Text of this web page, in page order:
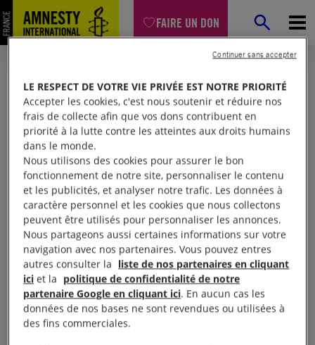
FAIRE UN DON
Mon espace
Connexion
Votre adresse email (obligatoire)
LE RESPECT DE VOTRE VIE PRIVÉE EST NOTRE PRIORITÉ
Accepter les cookies, c'est nous soutenir et réduire nos
frais de collecte afin que vos dons contribuent en
priorité à la lutte contre les atteintes aux droits humains
dans le monde.
Nous utilisons des cookies pour assurer le bon
fonctionnement de notre site, personnaliser le contenu
et les publicités, et analyser notre trafic. Les données à
caractère personnel et les cookies que nous collectons
peuvent être utilisés pour personnaliser les annonces.
Nous partageons aussi certaines informations sur votre
navigation avec nos partenaires. Vous pouvez entres
autres consulter la liste de nos partenaires en cliquant
ici et la politique de confidentialité de notre
partenaire Google en cliquant ici. En aucun cas les
données de nos bases ne sont revendues ou utilisées à
des fins commerciales.
Continuer sans accepter